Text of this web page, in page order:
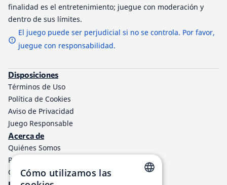
finalidad es el entretenimiento; juegue con moderación y
dentro de sus límites.
El juego puede ser perjudicial si no se controla. Por favor,
juegue con responsabilidad.
Disposiciones
Términos de Uso
Política de Cookies
Aviso de Privacidad
Juego Responsable
Acerca de
Quiénes Somos
Programa de afiliados a TheLotter
Contáctenos
Cómo utilizamos las